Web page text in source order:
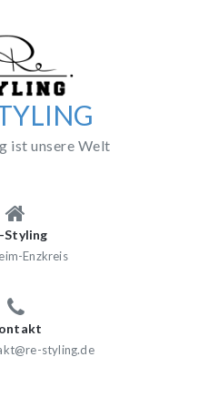
ist unsere Welt
Styling
Enzkreis
styling.de